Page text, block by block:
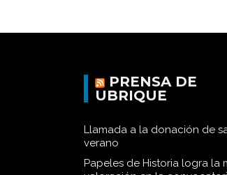
PRENSA DE
UBRIQUE
Llamada a la donación de
verano
Papeles de Historia logra la